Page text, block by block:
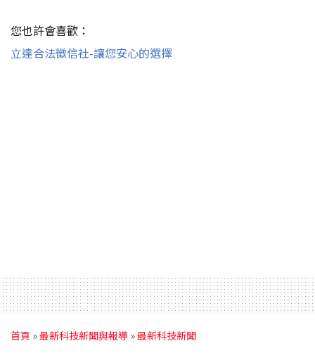
您也許會喜歡：
立達合法徵信社-讓您安心的選擇
首頁 »最新科技新聞與報導 »最新科技新聞